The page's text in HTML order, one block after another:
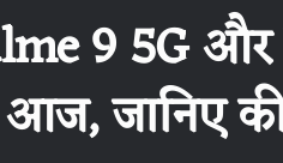
9 5G और
जानिए